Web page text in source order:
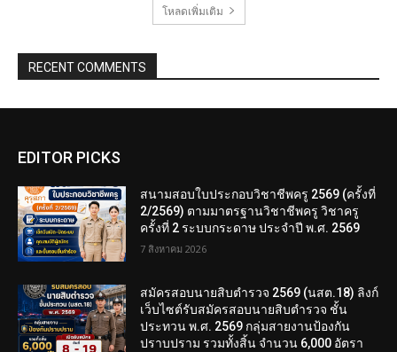
โหลดเพิ่มเติม
RECENT COMMENTS
EDITOR PICKS
สนามสอบใบประกอบวิชาชีพครู 2569 (ครั้งที่
2/2569) ตามมาตรฐานวิชาชีพครู วิชาครู
ครั้งที่ 2 ระบบกระดาษ ประจำปี พ.ศ. 2569
7 สิงหาคม 2026
สมัครสอบนายสิบตำรวจ 2569 (นสต.18) ลิงก์
เว็บไซต์รับสมัครสอบนายสิบตำรวจ ชั้น
ประทวน พ.ศ. 2569 กลุ่มสายงานป้องกัน
ปราบปราม รวมทั้งสิ้น จำนวน 6,000 อัตรา